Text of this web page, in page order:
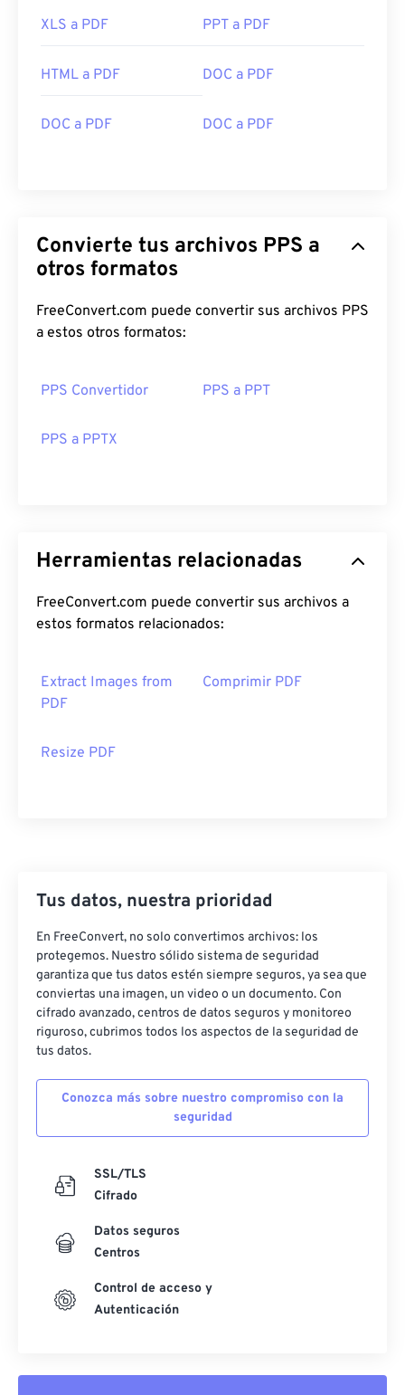
XLS a PDF PPT a PDF
HTML a PDF DOC a PDF
DOC a PDF DOC a PDF
Convierte tus archivos PPS a
otros formatos
FreeConvert.com puede convertir sus archivos PPS
a estos otros formatos:
PPS Convertidor PPS a PPT
PPS a PPTX
Herramientas relacionadas
FreeConvert.com puede convertir sus archivos a
estos formatos relacionados:
Extract Images from
PDF
Comprimir PDF
Resize PDF
Tus datos, nuestra prioridad
En FreeConvert, no solo convertimos archivos: los
protegemos. Nuestro sólido sistema de seguridad
garantiza que tus datos estén siempre seguros, ya sea que
conviertas una imagen, un video o un documento. Con
cifrado avanzado, centros de datos seguros y monitoreo
riguroso, cubrimos todos los aspectos de la seguridad de
tus datos.
Conozca más sobre nuestro compromiso con la
seguridad
SSL/TLS
Cifrado
Datos seguros
Centros
Control de acceso y
Autenticación